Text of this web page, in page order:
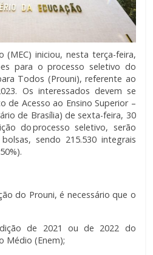
(MEC) iniciou, nesta terça-feira,
para o processo seletivo do
Todos (Prouni), referente ao
Os interessados devem se
de Acesso ao Ensino Superior –
de Brasília) de sexta-feira, 30
do processo seletivo, serão
sendo 215.530 integrais
do Prouni, é necessário que o
de 2021 ou de 2022 do
Médio (Enem);